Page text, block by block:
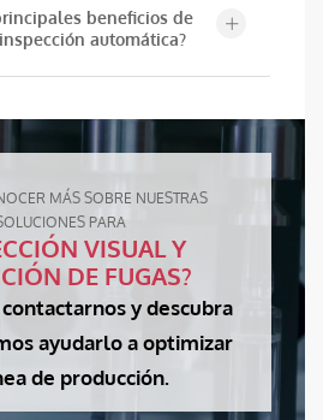
beneficios de
automática?
MÁS SOBRE NUESTRAS
PARA
VISUAL Y
DE FUGAS?
y descubra
ayudarlo a optimizar
de producción.